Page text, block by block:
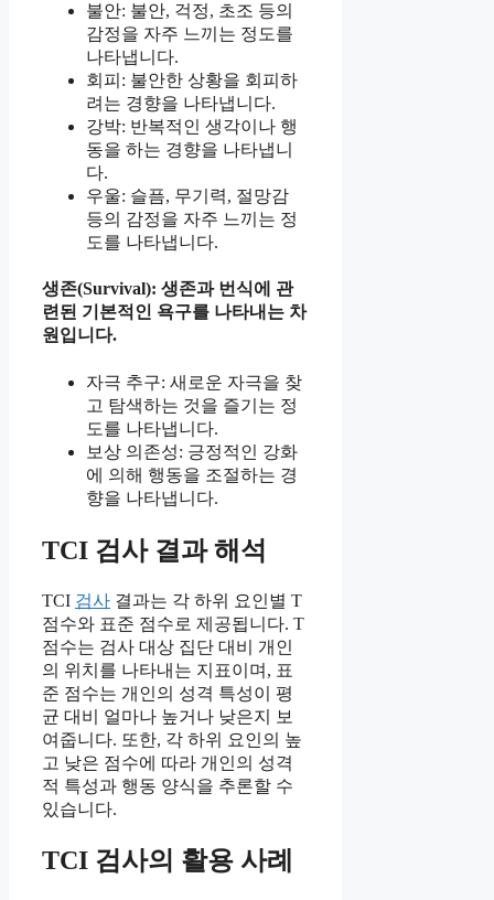
불안: 불안, 걱정, 초조 등의
감정을 자주 느끼는 정도를
나타냅니다.
회피: 불안한 상황을 회피하
려는 경향을 나타냅니다.
강박: 반복적인 생각이나 행
동을 하는 경향을 나타냅니
다.
우울: 슬픔, 무기력, 절망감
등의 감정을 자주 느끼는 정
도를 나타냅니다.
생존(Survival): 생존과 번식에 관
련된 기본적인 욕구를 나타내는 차
원입니다.
자극 추구: 새로운 자극을 찾
고 탐색하는 것을 즐기는 정
도를 나타냅니다.
보상 의존성: 긍정적인 강화
에 의해 행동을 조절하는 경
향을 나타냅니다.
TCI 검사 결과 해석
TCI 검사 결과는 각 하위 요인별 T
점수와 표준 점수로 제공됩니다. T
점수는 검사 대상 집단 대비 개인
의 위치를 나타내는 지표이며, 표
준 점수는 개인의 성격 특성이 평
균 대비 얼마나 높거나 낮은지 보
여줍니다. 또한, 각 하위 요인의 높
고 낮은 점수에 따라 개인의 성격
적 특성과 행동 양식을 추론할 수
있습니다.
TCI 검사의 활용 사례